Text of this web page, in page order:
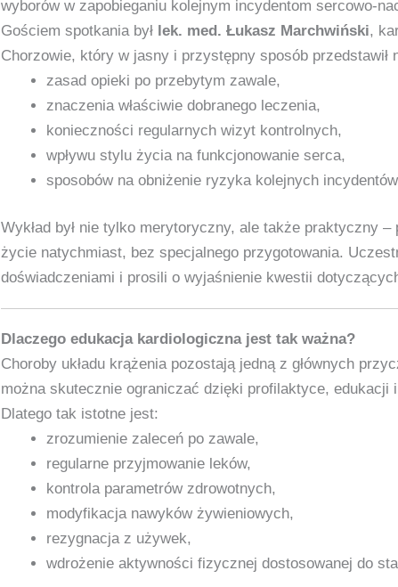
wyborów w zapobieganiu kolejnym incydentom
Gościem spotkania był lek. med. Łukasz Marchwiński,
Chorzowie, który w jasny i przystępny sposób przedstawił
zasad opieki po przebytym zawale,
znaczenia właściwie dobranego leczenia,
konieczności regularnych wizyt kontrolnych,
wpływu stylu życia na funkcjonowanie serca,
sposobów na obniżenie ryzyka kolejnych
Wykład był nie tylko merytoryczny, ale także praktyczny
życie natychmiast, bez specjalnego przygotowania.
doświadczeniami i prosili o wyjaśnienie kwestii
Dlaczego edukacja kardiologiczna jest tak ważna?
Choroby układu krążenia pozostają jedną z głównych
można skutecznie ograniczać dzięki profilaktyce, edukacji
Dlatego tak istotne jest:
zrozumienie zaleceń po zawale,
regularne przyjmowanie leków,
kontrola parametrów zdrowotnych,
modyfikacja nawyków żywieniowych,
rezygnacja z używek,
wdrożenie aktywności fizycznej dostosowanej do